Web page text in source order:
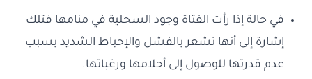
في حالة إذا رأت الفتاة وجود السحلية في منامها فتلك
إشارة إلى أنها تشعر بالفشل والإحباط الشديد بسبب
عدم قدرتها للوصول إلى أحلامها ورغباتها.